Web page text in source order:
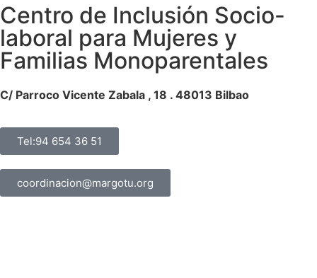
Centro de Inclusión Socio-
laboral para Mujeres y
Familias Monoparentales
C/ Parroco Vicente Zabala , 18 . 48013 Bilbao
Tel:94 654 36 51
coordinacion@margotu.org